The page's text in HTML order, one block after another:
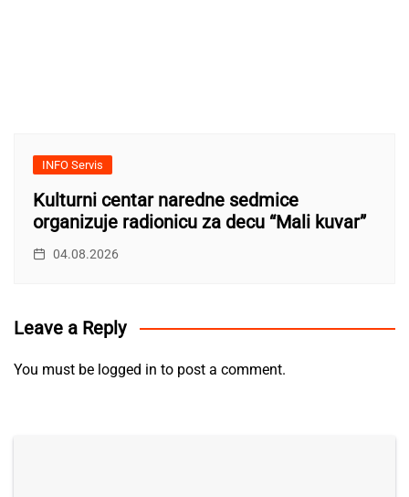
INFO Servis
Kulturni centar naredne sedmice
organizuje radionicu za decu “Mali kuvar”
04.08.2026
Leave a Reply
You must be logged in to post a comment.